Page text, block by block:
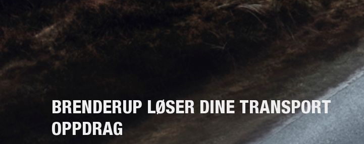
BRENDERUP LØSER DINE TRANSPORT
OPPDRAG